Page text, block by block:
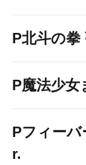
P北斗の拳
P魔法少
Pフィー
r.